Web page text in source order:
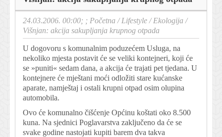
24.03.2006. 00:00; ; Početna /Lifestyle /Ekologija /
Višnjan: akcija sakupljanja krupnog otpada
U dogovoru s komunalnim poduzećem Usluga, na
nekoliko mjesta postavit će se veliki kontejneri, koji će
se »puniti« sedam dana, a akcija će trajati pet tjedana. U
kontejnere će mještani moći odložiti stare kućanske
aparate, namještaj i ostali krupni otpad osim olupina
automobila.
Ovo će komunalno čišćenje Općinu koštati oko 8.500
kuna. Na sjednici Poglavarstva zaključeno da će se
svake godine nastojati kupiti barem dva takva